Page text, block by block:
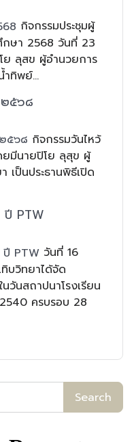
กิจกรรมประชุมผู้
กษา 2568 วันที่ 23
ลุสข ผู้อำนวยการ
ำทิพย์...
๒๕๖๘
กิจกรรมวันไหว้
ยมีนายปิโย ลุสุข ผู้
เป็นประธานพิธีเปิด
PTW
วันที่ 16
บวิทยาได้จัด
วันสถาปนาโรงเรียน
ครบรอบ 28
Search